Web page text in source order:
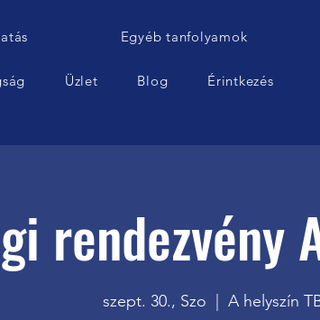
Egyéb tanfolyamok
Üzlet Blog Érintkezés
rendezvény
szept. 30., Szo A helyszín